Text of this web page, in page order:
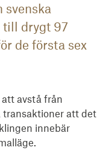
svenska
till drygt 97
de första sex
avstå från
transaktioner att det
innebär